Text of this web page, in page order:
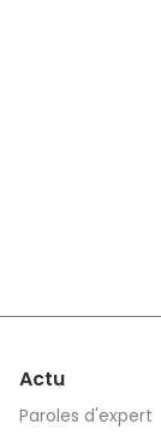
Actu
Paroles d'expert